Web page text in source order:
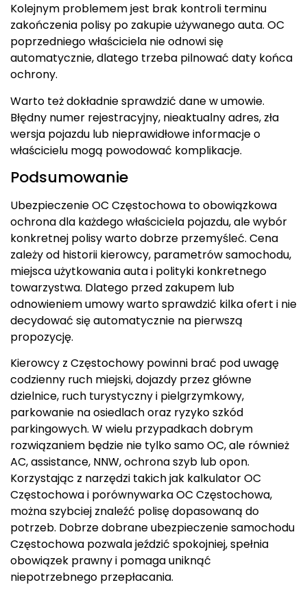
Kolejnym problemem jest brak kontroli terminu
zakończenia polisy po zakupie używanego auta. OC
poprzedniego właściciela nie odnowi się
automatycznie, dlatego trzeba pilnować daty końca
ochrony.
Warto też dokładnie sprawdzić dane w umowie.
Błędny numer rejestracyjny, nieaktualny adres, zła
wersja pojazdu lub nieprawidłowe informacje o
właścicielu mogą powodować komplikacje.
Podsumowanie
Ubezpieczenie OC Częstochowa to obowiązkowa
ochrona dla każdego właściciela pojazdu, ale wybór
konkretnej polisy warto dobrze przemyśleć. Cena
zależy od historii kierowcy, parametrów samochodu,
miejsca użytkowania auta i polityki konkretnego
towarzystwa. Dlatego przed zakupem lub
odnowieniem umowy warto sprawdzić kilka ofert i nie
decydować się automatycznie na pierwszą
propozycję.
Kierowcy z Częstochowy powinni brać pod uwagę
codzienny ruch miejski, dojazdy przez główne
dzielnice, ruch turystyczny i pielgrzymkowy,
parkowanie na osiedlach oraz ryzyko szkód
parkingowych. W wielu przypadkach dobrym
rozwiązaniem będzie nie tylko samo OC, ale również
AC, assistance, NNW, ochrona szyb lub opon.
Korzystając z narzędzi takich jak kalkulator OC
Częstochowa i porównywarka OC Częstochowa,
można szybciej znaleźć polisę dopasowaną do
potrzeb. Dobrze dobrane ubezpieczenie samochodu
Częstochowa pozwala jeździć spokojniej, spełnia
obowiązek prawny i pomaga uniknąć
niepotrzebnego przepłacania.